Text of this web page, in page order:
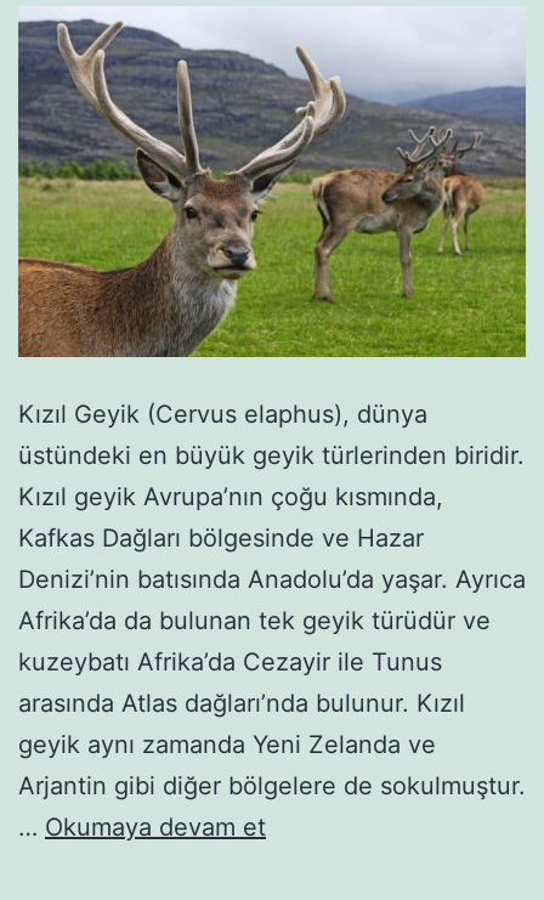
Kızıl Geyik (Cervus elaphus), dünya
üstündeki en büyük geyik türlerinden biridir.
Kızıl geyik Avrupa’nın çoğu kısmında,
Kafkas Dağları bölgesinde ve Hazar
Denizi’nin batısında Anadolu’da yaşar. Ayrıca
Afrika’da da bulunan tek geyik türüdür ve
kuzeybatı Afrika’da Cezayir ile Tunus
arasında Atlas dağları’nda bulunur. Kızıl
geyik aynı zamanda Yeni Zelanda ve
Arjantin gibi diğer bölgelere de sokulmuştur.
… Okumaya devam etKızıl